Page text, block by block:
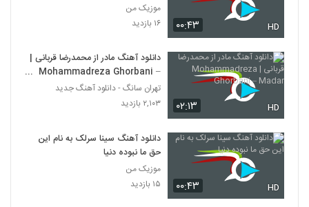
۰۰:۴۳ HD
موزیک من
۱۶ بازدید
۰۲:۱۳ HD
دانلود آهنگ مادر از محمدرضا قربانی |
Mohammadreza Ghorbani –
Madar
تهران سانگ - دانلود آهنگ جدید
۲,۱۰۳ بازدید
۰۰:۴۳ HD
دانلود آهنگ سینا سرلک به نام این
حق ما نبوده دنیا
موزیک من
۱۵ بازدید